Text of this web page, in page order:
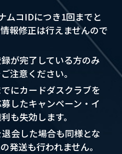
ムコIDにつき1回までと
報修正は行えませんので
が完了している方のみ
注意ください。
にカードダスクラブを
したキャンペーン・イ
も失効します。
会した場合も同様とな
発送も行われません。